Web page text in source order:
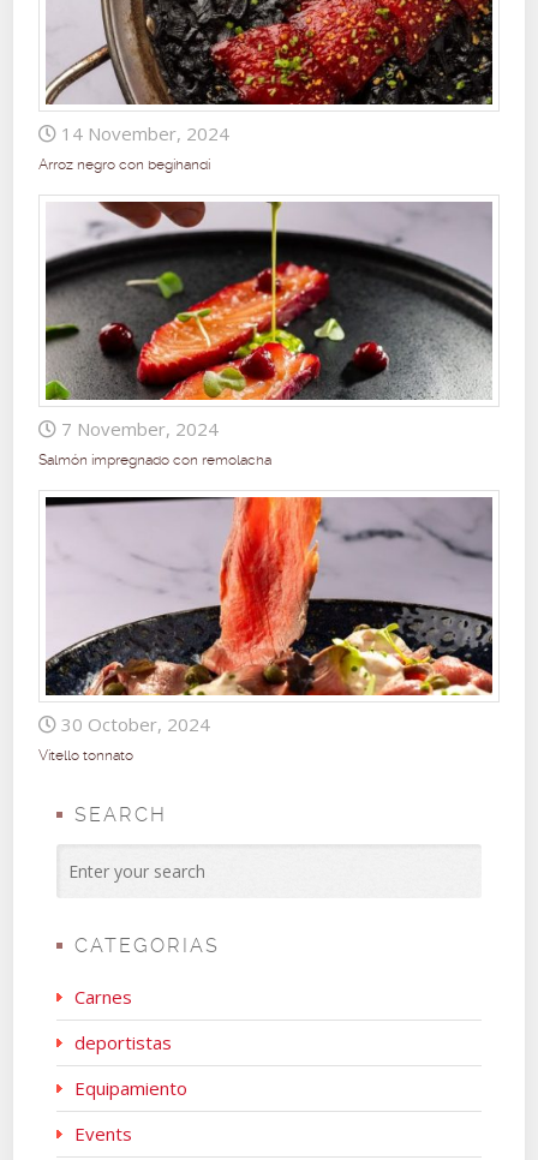
14 November, 2024
Arroz negro con begihandi
7 November, 2024
Salmón impregnado con remolacha
30 October, 2024
Vitello tonnato
SEARCH
CATEGORIAS
Carnes
deportistas
Equipamiento
Events